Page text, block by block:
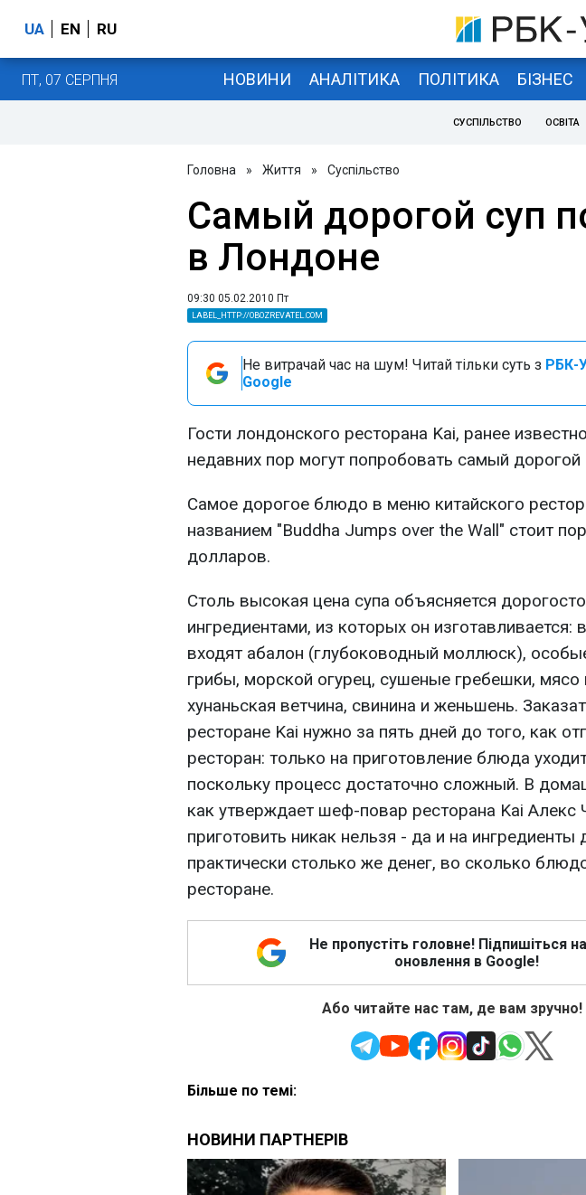
UA EN RU
ПТ, 07 СЕРПНЯ НОВИНИ АНАЛІТИКА ПОЛІТИКА БІЗНЕС
СУСПІЛЬСТВО ОСВІТА
Головна » Життя » Суспільство
Самый дорогой суп
в Лондоне
09:30 05.02.2010 Пт
LABEL_HTTP://OBOZREVATEL.COM
Не витрачай час на шум! Читай тільки суть з РБК-
Google
Гости лондонского ресторана Kai, ранее
недавних пор могут попробовать самый дорогой
Самое дорогое блюдо в меню китайского
названием "Buddha Jumps over the Wall" стоит
долларов.
Столь высокая цена супа объясняется
ингредиентами, из которых он изготавливается:
входят абалон (глубоководный моллюск),
грибы, морской огурец, сушеные гребешки, мясо
хунаньская ветчина, свинина и женьшень.
ресторане Kai нужно за пять дней до того, как
ресторан: только на приготовление блюда
поскольку процесс достаточно сложный. В
как утверждает шеф-повар ресторана Kai Алекс
приготовить никак нельзя - да и на ингредиенты
практически столько же денег, во сколько
ресторане.
Не пропустіть головне! Підпишіться
оновлення в Google!
Або читайте нас там, де вам зручно!
Більше по темі: